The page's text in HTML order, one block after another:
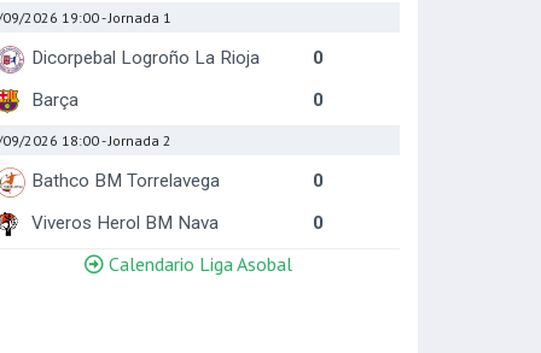
2026 19:00- Jornada 1
Dicorpebal Logroño La Rioja
0
Barça
0
2026 18:00- Jornada 2
Bathco BM Torrelavega
0
Viveros Herol BM Nava
0
Calendario Liga Asobal